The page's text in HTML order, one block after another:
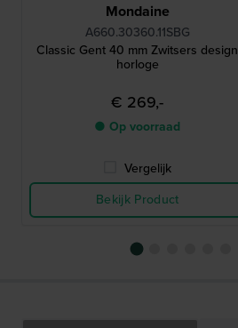
Mondaine
A660.30360.11SBG
Classic Gent 40 mm Zwitsers design
horloge
€ 269,-
● Op voorraad
Vergelijk
Bekijk Product